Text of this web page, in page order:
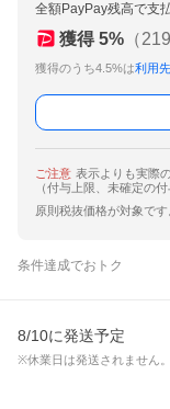
全額PayPay残高で支
獲得 5% （219
獲得のうち4.5%は利用
ご注意 表示よりも実際
（付与上限、未確定の付
原則税抜価格が対象で
条件達成でおトク
8/10に発送予定
※休業日は発送されません。